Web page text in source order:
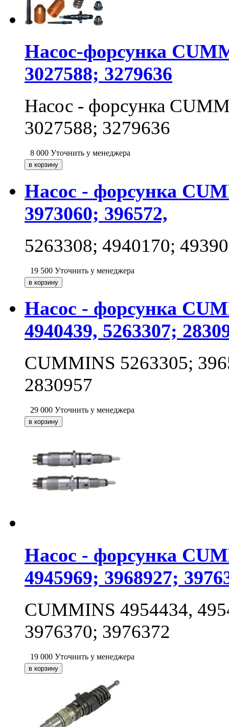
Насос-форсунка
3027588; 3279636
Насос - форсунка
3027588; 3279636
8 000 Уточнить у менеджера
Насос - форсунка
3973060; 396572,
5263308; 4940170;
19 500 Уточнить у менеджера
Насос - форсунка
4940439, 5263307;
CUMMINS 5263305;
2830957
29 000 Уточнить у менеджера
Насос - форсунка
4945969; 3968927;
CUMMINS 4954434,
3976370; 3976372
19 000 Уточнить у менеджера